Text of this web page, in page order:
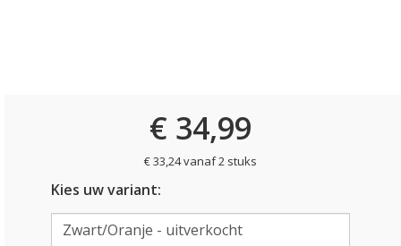
€ 34,99
€ 33,24 vanaf 2 stuks
Kies uw variant: